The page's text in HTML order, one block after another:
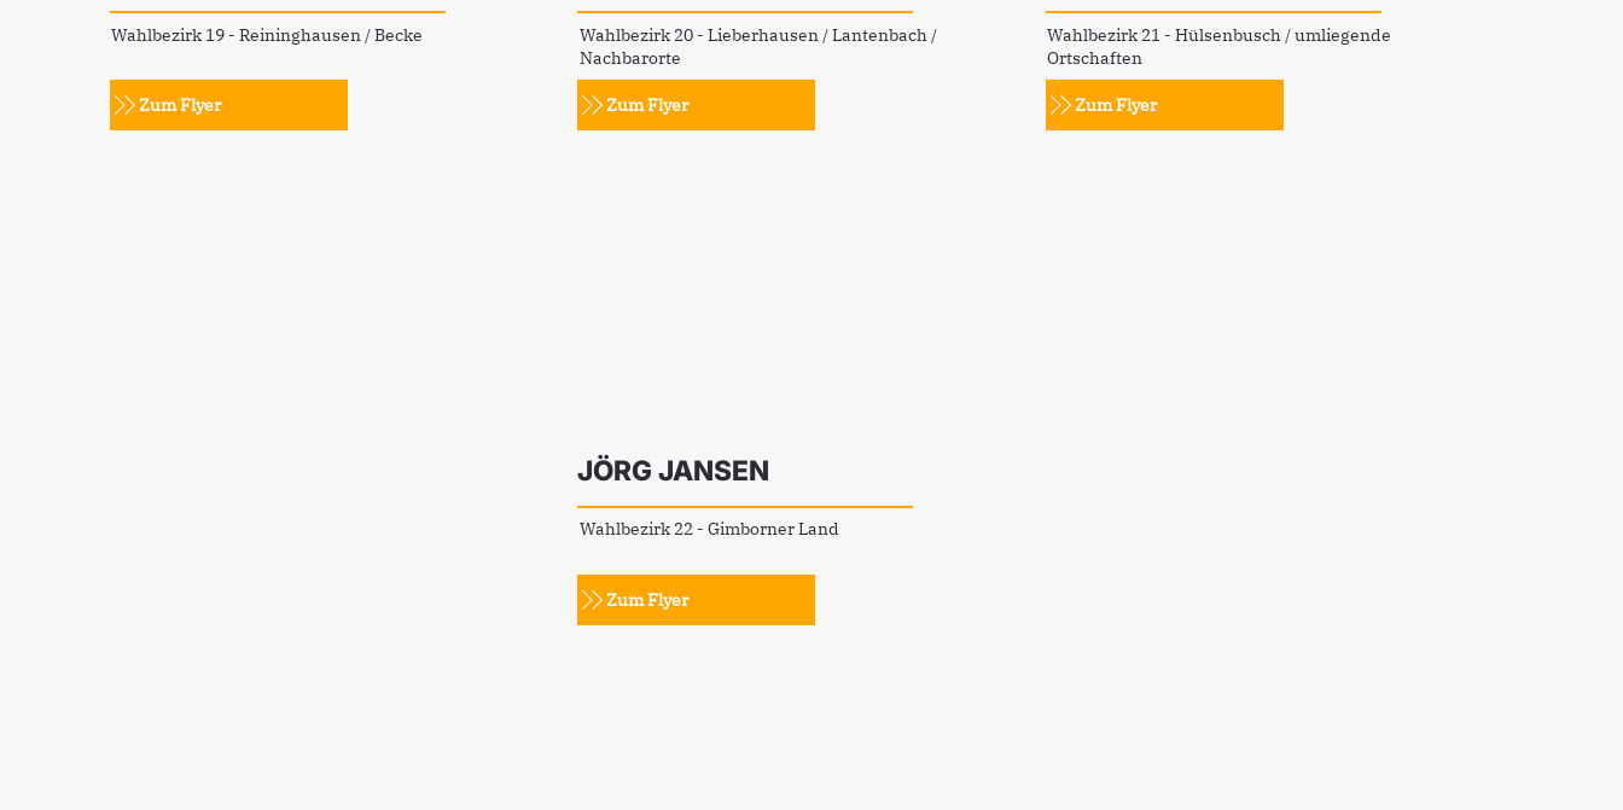
Zum Flyer
Wahlbezirk 19 - Reininghausen / Becke
Zum Flyer
Wahlbezirk 20 - Lieberhausen / Lantenbach /
Nachbarorte
Zum Flyer
Wahlbezirk 21 - Hülsenbusch / umliegende
Ortschaften
Zum Flyer
JÖRG JANSEN
Wahlbezirk 22 - Gimborner Land